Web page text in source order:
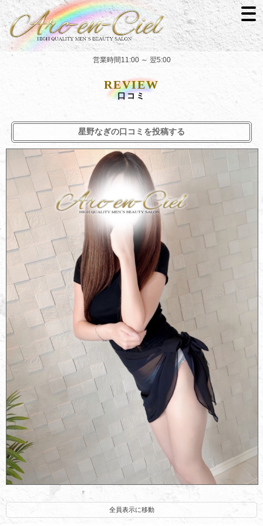
営業時間11:00 ～ 翌5:00
REVIEW
口コミ
星野なぎの口コミを投稿する
全員表示に移動